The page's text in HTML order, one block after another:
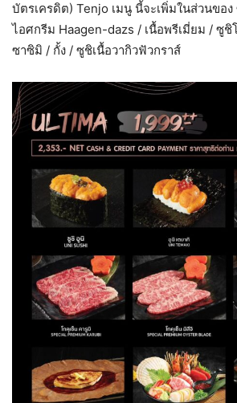
บัตรเครดิต) Tenjo เมนู นี้จะเพิ่มในส่วนขอ
ไอศกรีม Haagen-dazs / เนื้อพรีเมี่ยม / ซูชิ
ซาซิมิ / กั้ง / ซูชิเนื้อวากิวฟัวกราส์